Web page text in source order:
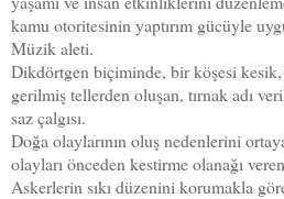
kamu otoritesinin yaptırım gücüyle
Müzik aleti.
Dikdörtgen biçiminde, bir köşesi kesik,
gerilmiş tellerden oluşan, tırnak adı
saz çalgısı.
Doğa olaylarının oluş nedenlerini
olayları önceden kestirme olanağı
Askerlerin sıkı düzenini korumakla